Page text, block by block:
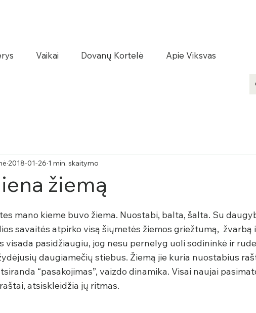
Vaikai Dovanų Kortelė Apie Viksvas
žiemą
2018-01-26 1 min. skaitymo
mano kieme buvo žiema. Nuostabi, balta, šalta. Su
savaitės atpirko visą šiųmetės žiemos griežtumą,  žvarbą
visada pasidžiaugiu, jog nesu pernelyg uoli sodininkė ir
daugiamečių stiebus. Žiemą jie kuria nuostabius
“pasakojimas”, vaizdo dinamika. Visai naujai
atsiskleidžia jų ritmas.